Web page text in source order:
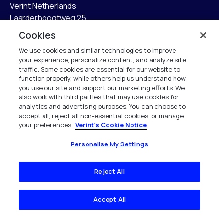
Verint Netherlands
Laarderhoogtweg 25
1101 EB Amsterdam
The Netherlands
info.nl@verint.com
Algemeen:+31 (0)20 799 19 00
Support:+31 (0)88 010 83 00
Alle rechten voorbehouden. 2026
Cookies
We use cookies and similar technologies to improve
your experience, personalize content, and analyze site
traffic. Some cookies are essential for our website to
function properly, while others help us understand how
you use our site and support our marketing efforts. We
also work with third parties that may use cookies for
analytics and advertising purposes. You can choose to
accept all, reject all non-essential cookies, or manage
your preferences. Verint's Cookie Notice
Personalise My Settings
Reject All
Accept All